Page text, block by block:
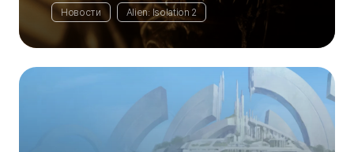
Новости Alien: Isolation 2